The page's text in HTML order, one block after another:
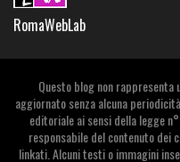
RomaWebLab
Questo blog non
aggiornato senza alcuna
editoriale ai sensi della legge
responsabile del contenuto dei
linkati. Alcuni testi o immagini